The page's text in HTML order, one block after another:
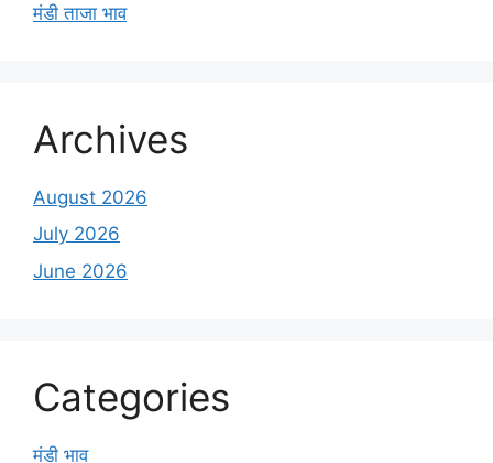
मंडी ताजा भाव
Archives
August 2026
July 2026
June 2026
Categories
मंडी भाव